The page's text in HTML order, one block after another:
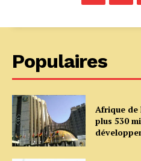
Populaires
Afrique de
plus 530